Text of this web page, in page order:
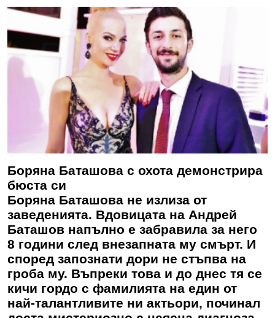
Боряна Баташова с охота демонстрира
бюста си
Боряна Баташова не излиза от
заведенията. Вдовицата на Андрей
Баташов напълно е забравила за него
8 години след внезапната му смърт. И
според запознати дори не стъпва на
гроба му. Въпреки това и до днес тя се
кичи гордо с фамилията на един от
най-талантливите ни актьори, починал